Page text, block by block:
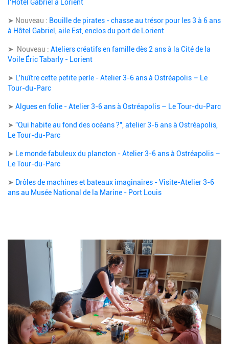
l'Hôtel Gabriel à Lorient
➤ Nouveau : Bouille de pirates - chasse au trésor pour les 3 à 6 ans
à Hôtel Gabriel, aile Est, enclos du port de Lorient
➤ Nouveau : Ateliers créatifs en famille dès 2 ans à la Cité de la
Voile Éric Tabarly - Lorient
➤ L'huître cette petite perle - Atelier 3-6 ans à Ostréapolis – Le
Tour-du-Parc
➤ Algues en folie - Atelier 3-6 ans à Ostréapolis – Le Tour-du-Parc
➤ "Qui habite au fond des océans ?", atelier 3-6 ans à Ostréapolis,
Le Tour-du-Parc
➤ Le monde fabuleux du plancton - Atelier 3-6 ans à Ostréapolis –
Le Tour-du-Parc
➤ Drôles de machines et bateaux imaginaires - Visite-Atelier 3-6
ans au Musée National de la Marine - Port Louis
Image